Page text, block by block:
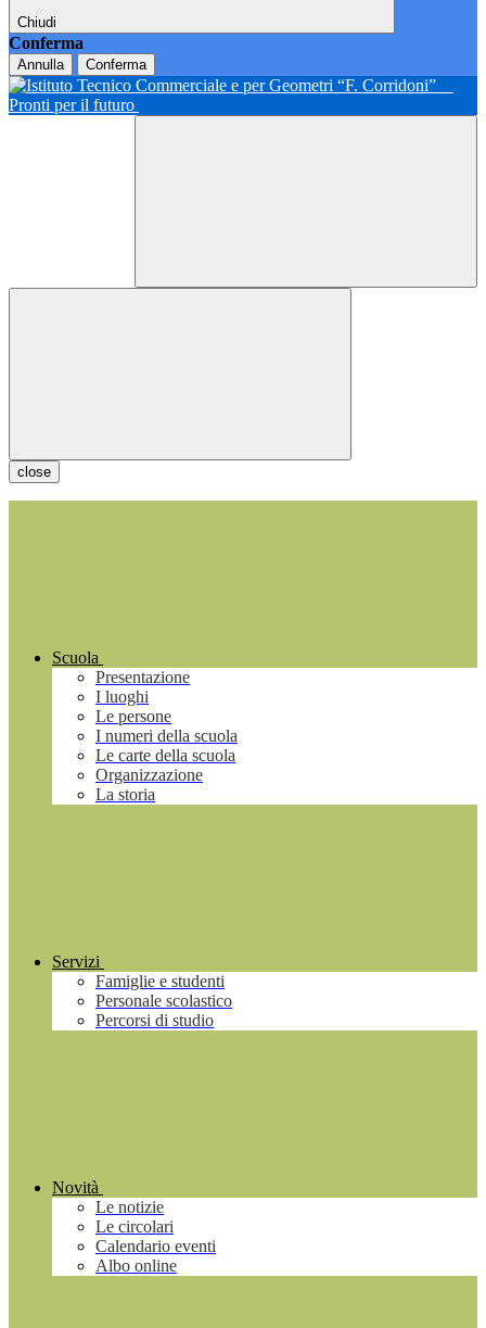
Chiudi
Conferma
Annulla Conferma
Pronti per il futuro
close
Scuola
Presentazione
I luoghi
Le persone
I numeri della scuola
Le carte della scuola
Organizzazione
La storia
Servizi
Famiglie e studenti
Personale scolastico
Percorsi di studio
Novità
Le notizie
Le circolari
Calendario eventi
Albo online